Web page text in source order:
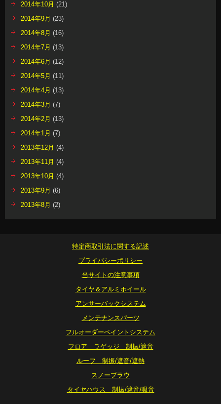
2014年10月 (21)
2014年9月 (23)
2014年8月 (16)
2014年7月 (13)
2014年6月 (12)
2014年5月 (11)
2014年4月 (13)
2014年3月 (7)
2014年2月 (13)
2014年1月 (7)
2013年12月 (4)
2013年11月 (4)
2013年10月 (4)
2013年9月 (6)
2013年8月 (2)
特定商取引法に関する記述
プライバシーポリシー
当サイトの注意事項
タイヤ＆アルミホイール
アンサーバックシステム
メンテナンスパーツ
フルオーダーペイントシステム
フロア ラゲッジ 制振/遮音
ルーフ 制振/遮音/遮熱
スノープラウ
タイヤハウス 制振/遮音/吸音